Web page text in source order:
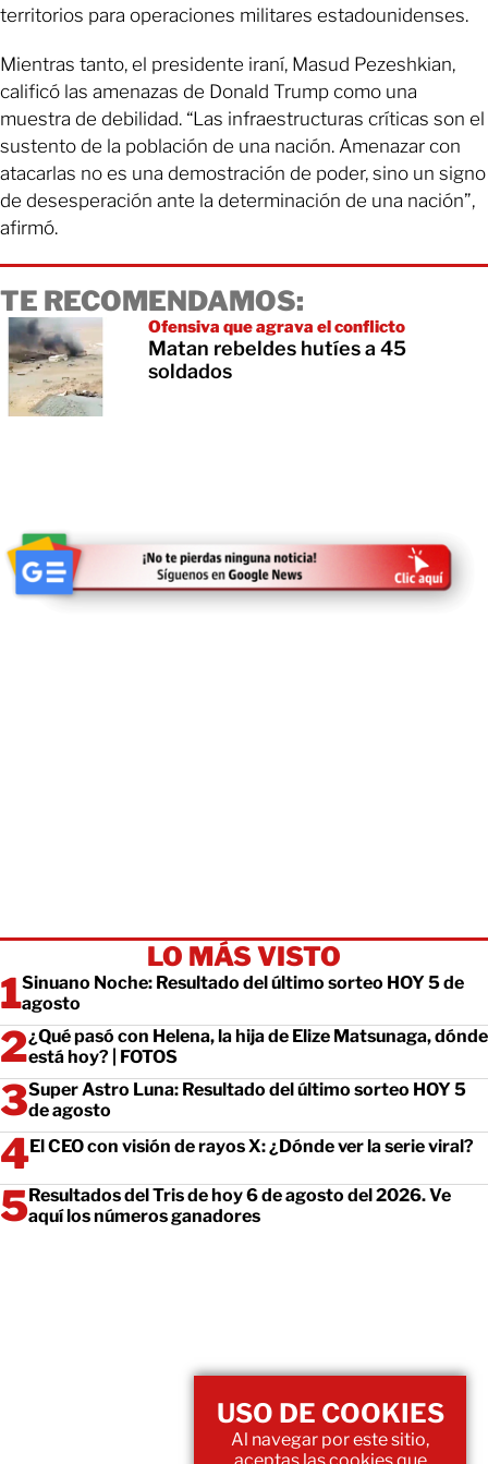
territorios para operaciones militares estadounidenses.
Mientras tanto, el presidente iraní, Masud Pezeshkian,
calificó las amenazas de Donald Trump como una
muestra de debilidad. “Las infraestructuras críticas son el
sustento de la población de una nación. Amenazar con
atacarlas no es una demostración de poder, sino un signo
de desesperación ante la determinación de una nación”,
afirmó.
TE RECOMENDAMOS:
Ofensiva que agrava el conflicto
Matan rebeldes hutíes a 45
soldados
LO MÁS VISTO
Sinuano Noche: Resultado del último sorteo HOY 5 de
agosto
¿Qué pasó con Helena, la hija de Elize Matsunaga, dónde
está hoy? | FOTOS
Super Astro Luna: Resultado del último sorteo HOY 5
de agosto
El CEO con visión de rayos X: ¿Dónde ver la serie viral?
Resultados del Tris de hoy 6 de agosto del 2026. Ve
aquí los números ganadores
USO DE COOKIES
Al navegar por este sitio,